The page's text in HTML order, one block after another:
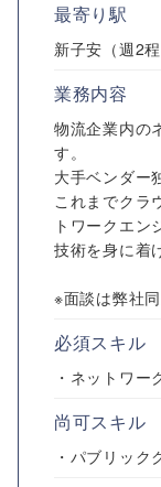
最寄り駅
新子安（週2
業務内容
物流企業内の
す。
大手ベンダー
これまでクラ
トワークエン
技術を身に着
※面談は弊社
必須スキル
・ネットワ
尚可スキル
・パブリッ